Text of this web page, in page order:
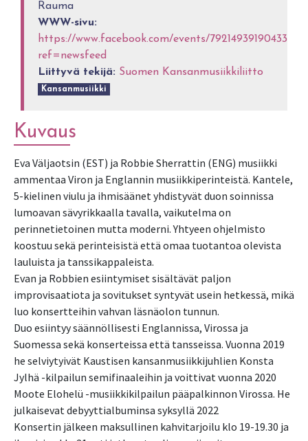
Rauma
WWW-sivu:
https://www.facebook.com/events/792149391904336/?
ref=newsfeed
Liittyvä tekijä: Suomen Kansanmusiikkiliitto
Kansanmusiikki
Kuvaus
Eva Väljaotsin (EST) ja Robbie Sherrattin (ENG) musiikki
ammentaa Viron ja Englannin musiikkiperinteistä. Kantele,
5-kielinen viulu ja ihmisäänet yhdistyvät duon soinnissa
lumoavan sävyrikkaalla tavalla, vaikutelma on
perinnetietoinen mutta moderni. Yhtyeen ohjelmisto
koostuu sekä perinteisistä että omaa tuotantoa olevista
lauluista ja tanssikappaleista.
Evan ja Robbien esiintymiset sisältävät paljon
improvisaatiota ja sovitukset syntyvät usein hetkessä, mikä
luo konsertteihin vahvan läsnäolon tunnun.
Duo esiintyy säännöllisesti Englannissa, Virossa ja
Suomessa sekä konserteissa että tansseissa. Vuonna 2019
he selviytyivät Kaustisen kansanmusiikkijuhlien Konsta
Jylhä -kilpailun semifinaaleihin ja voittivat vuonna 2020
Moote Elohelü -musiikkikilpailun pääpalkinnon Virossa. He
julkaisevat debyyttialbuminsa syksyllä 2022
Konsertin jälkeen maksullinen kahvitarjoilu klo 19-19.30 ja